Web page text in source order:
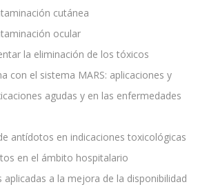
cutánea
ocular
la eliminación de los tóxicos
con el sistema MARS: aplicaciones y
agudas y en las enfermedades
antídotos en indicaciones toxicológicas
en el ámbito hospitalario
aplicadas a la mejora de la disponibilidad